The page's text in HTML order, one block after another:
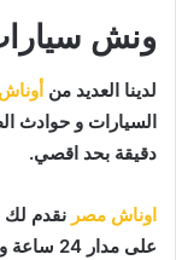
ونش
لدينا العديد من
دقيقة بحد اقصي.
اوناش مصر نقدم
على مدار 24 ساعة و نقدم جميع خدمات